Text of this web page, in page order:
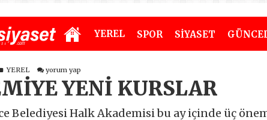
YEREL SPOR SİYASET
YEREL yorum yap
YENİ KURSLAR
Belediyesi Halk Akademisi bu ay içinde üç